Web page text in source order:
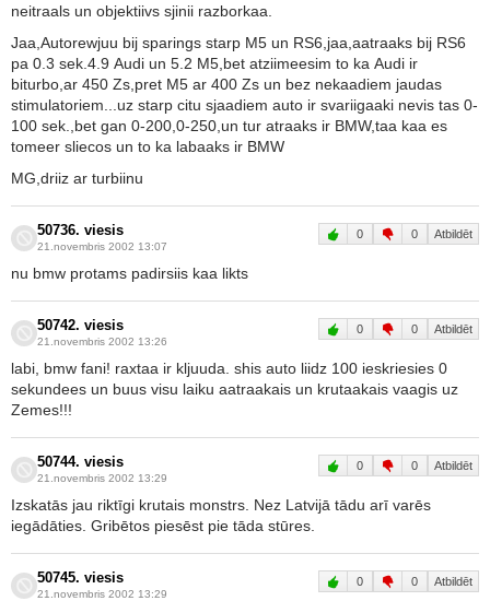
neitraals un objektiivs sjinii razborkaa.
Jaa,Autorewjuu bij sparings starp M5 un RS6,jaa,aatraaks bij RS6
pa 0.3 sek.4.9 Audi un 5.2 M5,bet atziimeesim to ka Audi ir
biturbo,ar 450 Zs,pret M5 ar 400 Zs un bez nekaadiem jaudas
stimulatoriem...uz starp citu sjaadiem auto ir svariigaaki nevis tas 0-
100 sek.,bet gan 0-200,0-250,un tur atraaks ir BMW,taa kaa es
tomeer sliecos un to ka labaaks ir BMW
MG,driiz ar turbiinu
50736. viesis
21.novembris 2002 13:07
0 0 Atbildēt
nu bmw protams padirsiis kaa likts
50742. viesis
21.novembris 2002 13:26
0 0 Atbildēt
labi, bmw fani! raxtaa ir kljuuda. shis auto liidz 100 ieskriesies 0
sekundees un buus visu laiku aatraakais un krutaakais vaagis uz
Zemes!!!
50744. viesis
21.novembris 2002 13:29
0 0 Atbildēt
Izskatās jau riktīgi krutais monstrs. Nez Latvijā tādu arī varēs
iegādāties. Gribētos piesēst pie tāda stūres.
50745. viesis
21.novembris 2002 13:29
0 0 Atbildēt